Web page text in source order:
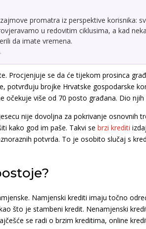
promatra iz perspektive korisnika:
u redovitim ciklusima, a kad
da imate vremena.
Procjenjuje se da će tijekom prosinca
potvrđuju brojke Hrvatske gospodarske
očekuje više od 70 posto građana. Dio
nije dovoljna za pokrivanje osnovnih
kako god im paše. Takvi sebrzi krediti
potvrda. To je osobito slučaj s
Namjenski krediti imaju točno
što je stambeni kredit. Nenamjenski
se radi o brzim kreditima, online